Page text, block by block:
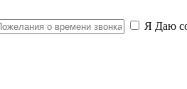
Я Даю